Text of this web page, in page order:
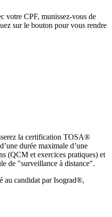
votre CPF, munissez-vous de
sur le bouton pour vous rendre
la certification TOSA®
durée maximale d’une
(QCM et exercices pratiques) et
de "surveillance à distance".
au candidat par Isograd®,